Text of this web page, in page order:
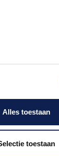
Alles toestaan
toestaan
GHS